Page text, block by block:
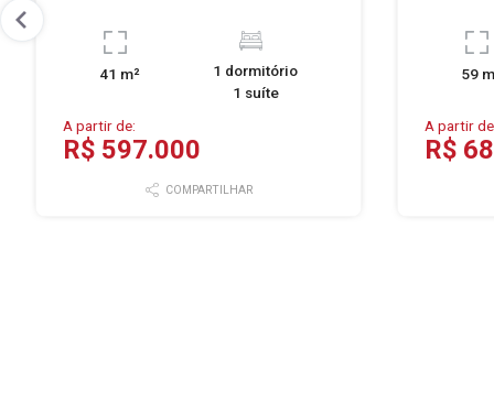
41 m²
1 dormitório
1 suíte
A partir de:
R$ 597.000
COMPARTILHAR
59
A partir
R$